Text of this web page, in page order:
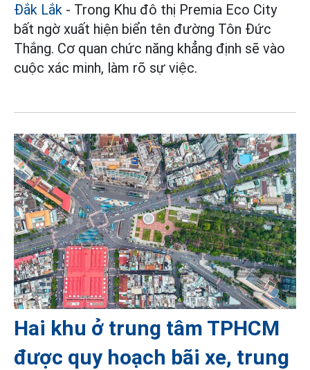
Đắk Lắk - Trong Khu đô thị Premia Eco City
bất ngờ xuất hiện biển tên đường Tôn Đức
Thắng. Cơ quan chức năng khẳng định sẽ vào
cuộc xác minh, làm rõ sự việc.
Hai khu ở trung tâm TPHCM
được quy hoạch bãi xe, trung